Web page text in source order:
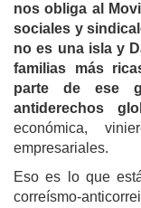
nos obliga al
sociales y
no es una isla y
familias más
parte de ese
antiderechos
económica,
empresariales.
Eso es lo que
correísmo-